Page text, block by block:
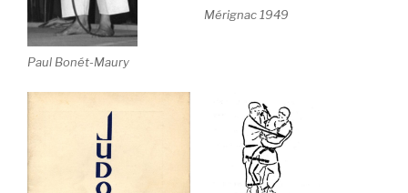
Paul Bonét-Maury
Mérignac 1949